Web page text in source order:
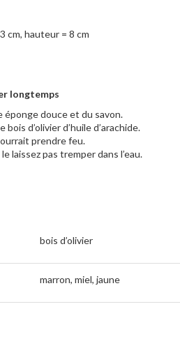
cm, hauteur = 8 cm
longtemps
éponge douce et du savon.
d’olivier d’huile d’arachide.
prendre feu.
laissez pas tremper dans l’eau.
bois d’olivier
marron, miel, jaune